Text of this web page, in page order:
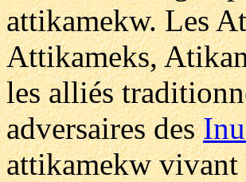
attikamekw. Les
Attikameks,
les alliés
adversaires des
attikamekw vivant